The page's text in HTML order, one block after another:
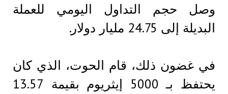
وصل حجم التداول اليومي للعملة
البديلة إلى 24.75 مليار دولار.
في غضون ذلك، قام الحوت، الذي كان
يحتفظ بـ 5000 إيثريوم بقيمة 13.57